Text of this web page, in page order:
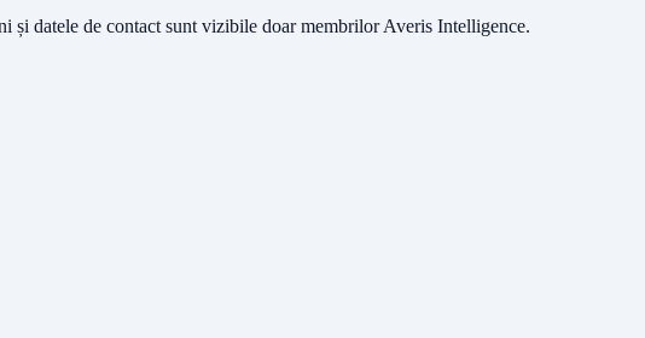
și datele de contact sunt vizibile doar membrilor Averis Intelligence.